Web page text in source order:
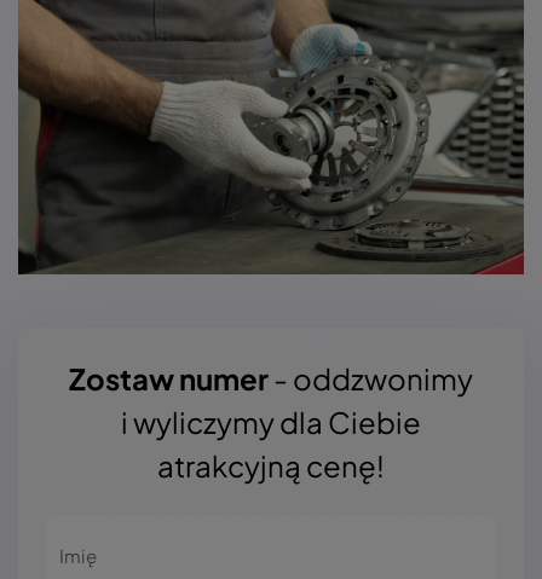
Zostaw numer- oddzwonimy
i wyliczymy dla Ciebie
atrakcyjną cenę!
Imię